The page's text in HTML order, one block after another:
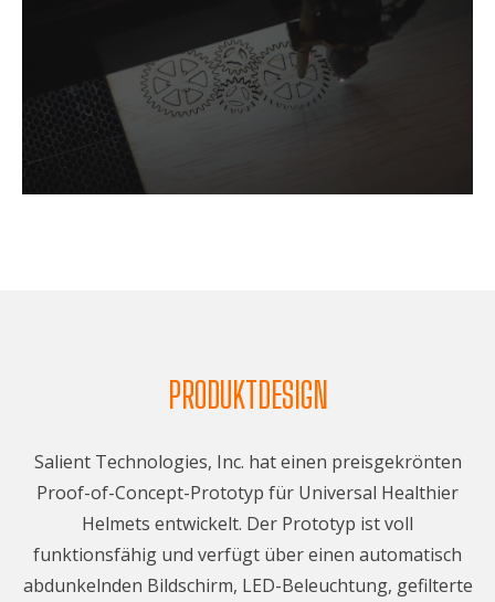
PRODUKTDESIGN
Salient Technologies, Inc. hat einen preisgekrönten
Proof-of-Concept-Prototyp für Universal Healthier
Helmets entwickelt. Der Prototyp ist voll
funktionsfähig und verfügt über einen automatisch
abdunkelnden Bildschirm, LED-Beleuchtung, gefilterte